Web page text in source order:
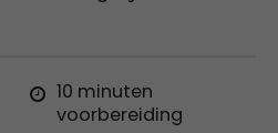
10 minuten
voorbereiding